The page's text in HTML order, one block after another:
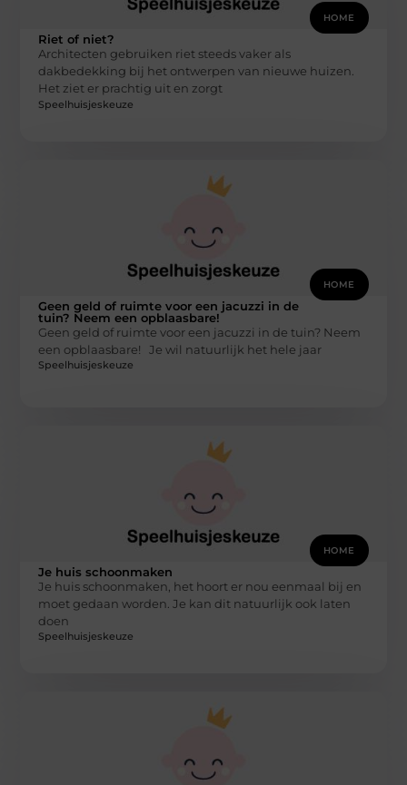
HOME
Riet of niet?
Architecten gebruiken riet steeds vaker als
dakbedekking bij het ontwerpen van nieuwe huizen.
Het ziet er prachtig uit en zorgt
Speelhuisjeskeuze
HOME
Geen geld of ruimte voor een jacuzzi in de
tuin? Neem een opblaasbare!
Geen geld of ruimte voor een jacuzzi in de tuin? Neem
een opblaasbare! Je wil natuurlijk het hele jaar
Speelhuisjeskeuze
HOME
Je huis schoonmaken
Je huis schoonmaken, het hoort er nou eenmaal bij en
moet gedaan worden. Je kan dit natuurlijk ook laten
doen
Speelhuisjeskeuze